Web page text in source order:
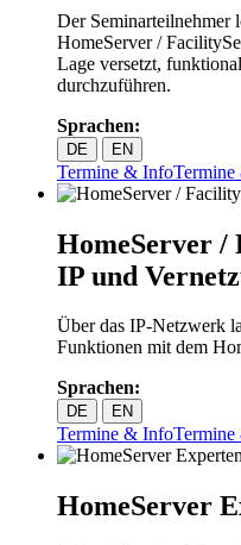
Der Seminarteilnehmer
HomeServer /
Lage versetzt,
durchzuführen.
Sprachen:
DE EN
Termine & Info
HomeServer /
IP und
Über das IP-Netzwerk
Funktionen mit dem
Sprachen:
DE EN
Termine & Info
HomeServer